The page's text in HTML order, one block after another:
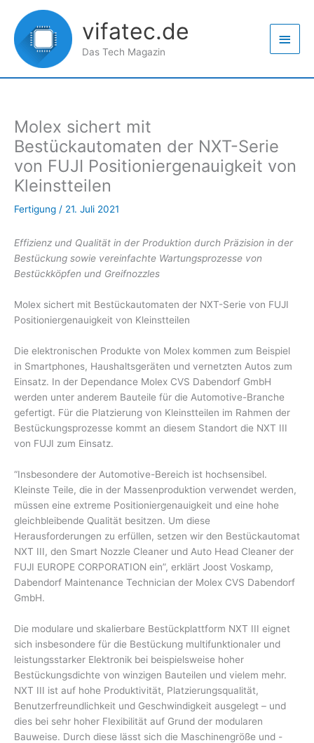
Inhalt
springen
vifatec.de
Das Tech Magazin
Molex sichert mit
Bestückautomaten der NXT-Serie
von FUJI Positioniergenauigkeit von
Kleinstteilen
Fertigung / 21. Juli 2021
Effizienz und Qualität in der Produktion durch Präzision in der
Bestückung sowie vereinfachte Wartungsprozesse von
Bestückköpfen und Greifnozzles
Molex sichert mit Bestückautomaten der NXT-Serie von FUJI
Positioniergenauigkeit von Kleinstteilen
Die elektronischen Produkte von Molex kommen zum Beispiel
in Smartphones, Haushaltsgeräten und vernetzten Autos zum
Einsatz. In der Dependance Molex CVS Dabendorf GmbH
werden unter anderem Bauteile für die Automotive-Branche
gefertigt. Für die Platzierung von Kleinstteilen im Rahmen der
Bestückungsprozesse kommt an diesem Standort die NXT III
von FUJI zum Einsatz.
“Insbesondere der Automotive-Bereich ist hochsensibel.
Kleinste Teile, die in der Massenproduktion verwendet werden,
müssen eine extreme Positioniergenauigkeit und eine hohe
gleichbleibende Qualität besitzen. Um diese
Herausforderungen zu erfüllen, setzen wir den Bestückautomat
NXT III, den Smart Nozzle Cleaner und Auto Head Cleaner der
FUJI EUROPE CORPORATION ein”, erklärt Joost Voskamp,
Dabendorf Maintenance Technician der Molex CVS Dabendorf
GmbH.
Die modulare und skalierbare Bestückplattform NXT III eignet
sich insbesondere für die Bestückung multifunktionaler und
leistungsstarker Elektronik bei beispielsweise hoher
Bestückungsdichte von winzigen Bauteilen und vielem mehr.
NXT III ist auf hohe Produktivität, Platzierungsqualität,
Benutzerfreundlichkeit und Geschwindigkeit ausgelegt – und
dies bei sehr hoher Flexibilität auf Grund der modularen
Bauweise. Durch diese lässt sich die Maschinengröße und -